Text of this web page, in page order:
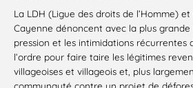
La LDH (Ligue des droits de l’Homme)
Cayenne dénoncent avec la plus
pression et les intimidations récurrentes
l’ordre pour faire taire les légitimes
villageoises et villageois et, plus
communauté contre un projet de